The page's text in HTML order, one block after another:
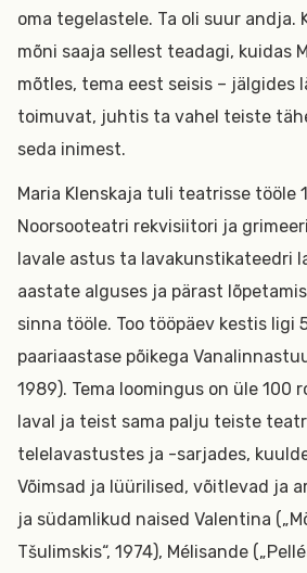
oma tegelastele. Ta oli suur andja.
mõni saaja sellest teadagi, kuidas
mõtles, tema eest seisis – jälgides
toimuvat, juhtis ta vahel teiste
seda inimest.
Maria Klenskaja tuli teatrisse tööle
Noorsooteatri rekvisiitori ja
lavale astus ta lavakunstikateedri
aastate alguses ja pärast
sinna tööle. Too tööpäev kestis ligi
paariaastase põikega
1989). Tema loomingus on üle 100
laval ja teist sama palju teiste
telelavastustes ja -sarjades,
Võimsad ja lüürilised, võitlevad ja
ja südamlikud naised Valentina
Tšulimskis“, 1974), Mélisande